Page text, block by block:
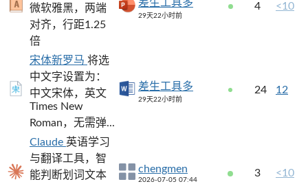
微软雅黑，两端
对齐，行距1.25
倍
差生工具多
29天22小时前
4 <10
宋体新罗马 将选
中文字设置为：
中文宋体，英文
Times New
Roman，无需弹...
差生工具多
29天22小时前
24 12
Claude 英语学习
与翻译工具，智
能判断划词文本
chengmen
2026-07-05 07:44
3 <10